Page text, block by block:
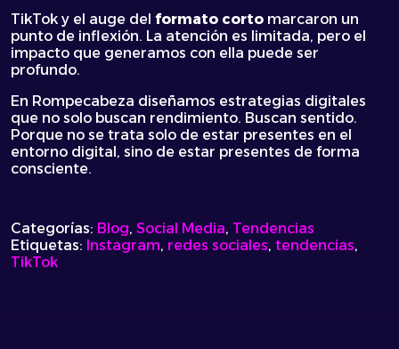
TikTok y el auge del formato corto marcaron un
punto de inflexión. La atención es limitada, pero el
impacto que generamos con ella puede ser
profundo.
En Rompecabeza diseñamos estrategias digitales
que no solo buscan rendimiento. Buscan sentido.
Porque no se trata solo de estar presentes en el
entorno digital, sino de estar presentes de forma
consciente.
Categorías: Blog, Social Media, Tendencias
Etiquetas: Instagram, redes sociales, tendencias,
TikTok